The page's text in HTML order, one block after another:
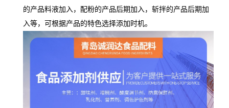
的产品料液加入，配粉的产品后期加入，斩拌的产品后期加
入等，可根据产品的特色选择添加时机。